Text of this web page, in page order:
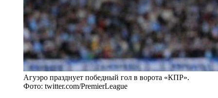
Агуэро празднует победный гол в ворота «КПР».
Фото: twitter.com/PremierLeague